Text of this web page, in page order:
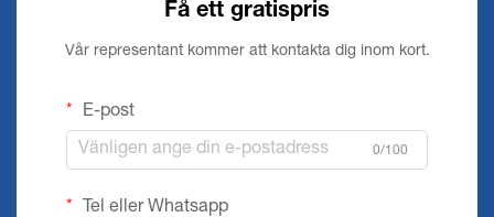
Få ett gratispris
Vår representant kommer att kontakta dig inom kort.
E-post
0/100
Tel eller Whatsapp